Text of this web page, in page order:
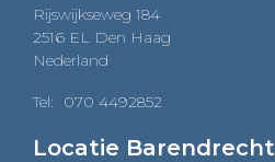
Rijswijkseweg 184
2516 EL Den Haag
Nederland
Tel: 070 4492852
Locatie Barendrecht